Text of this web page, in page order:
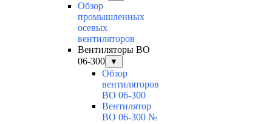
Обзор
промышленных
осевых
вентиляторов
Вентиляторы ВО
06-300
▼
Обзор
вентиляторов
ВО 06-300
Вентилятор
ВО 06-300 №